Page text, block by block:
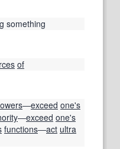
something
of
―exceed one's
―exceed one's
functions―act ultra